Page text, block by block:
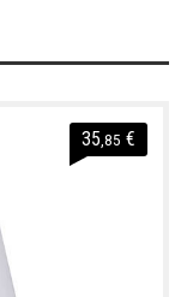
35 ,85 €